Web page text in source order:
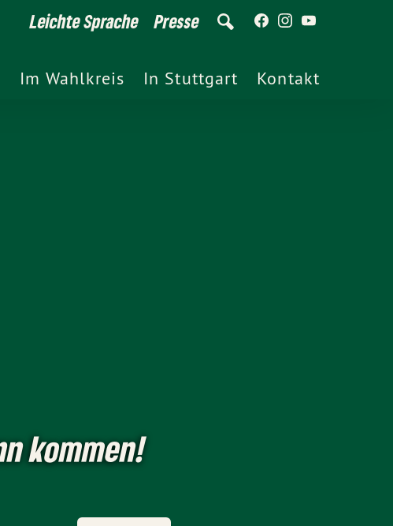
Leichte Sprache Presse
Im Wahlkreis In Stuttgart Kontakt
kommen!